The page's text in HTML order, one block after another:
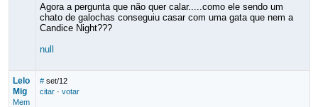
Agora a pergunta que não quer calar.....como ele sendo um
chato de galochas conseguiu casar com uma gata que nem a
Candice Night???
null
Lelo
Mig
Mem
# set/12
citar· votar